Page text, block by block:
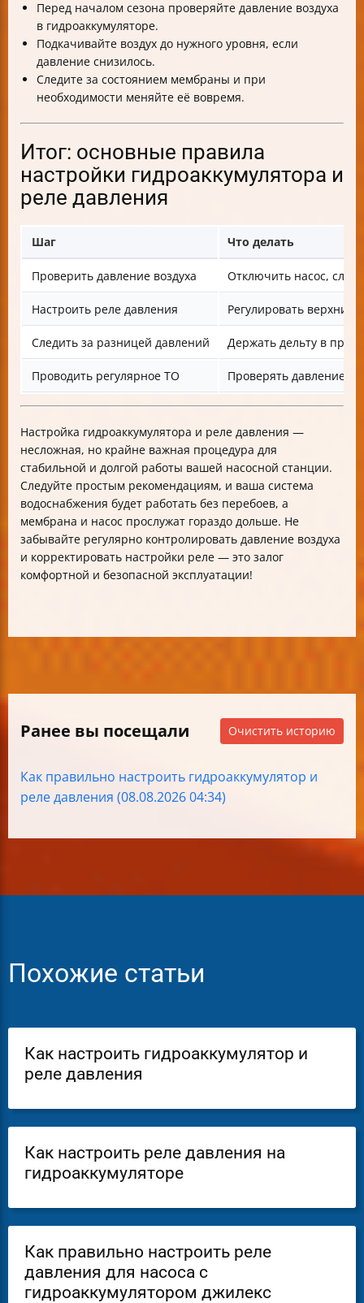
Перед началом сезона проверяйте давление воздуха
в гидроаккумуляторе.
Подкачивайте воздух до нужного уровня, если
давление снизилось.
Следите за состоянием мембраны и при
необходимости меняйте её вовремя.
Итог: основные правила
настройки гидроаккумулятора и
реле давления
Шаг Что делать
Проверить давление воздуха Отключить насос,
Настроить реле давления Регулировать
Следить за разницей давлений Держать дельту в
Проводить регулярное ТО Проверять давление 2-
Настройка гидроаккумулятора и реле давления —
несложная, но крайне важная процедура для
стабильной и долгой работы вашей насосной станции.
Следуйте простым рекомендациям, и ваша система
водоснабжения будет работать без перебоев, а
мембрана и насос прослужат гораздо дольше. Не
забывайте регулярно контролировать давление воздуха
и корректировать настройки реле — это залог
комфортной и безопасной эксплуатации!
Ранее вы посещали Очистить историю
Как правильно настроить гидроаккумулятор и
реле давления (08.08.2026 04:34)
Похожие статьи
Как настроить гидроаккумулятор и
реле давления
Как настроить реле давления на
гидроаккумуляторе
Как правильно настроить реле
давления для насоса с
гидроаккумулятором джилекс